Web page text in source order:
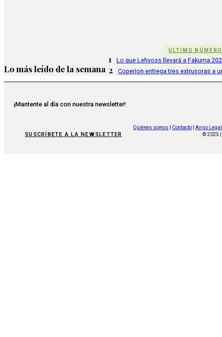
ÚLTIMO NÚMERO
Lo más leído de la semana
1 Lo que Lehvoss llevará a Fakuma
2 Coperion entrega tres extrusoras a
¡Mantente al día con nuestra newsletter!
SUSCRÍBETE A LA NEWSLETTER
Quiénes somos Contacto
Aviso Legal
© 2025